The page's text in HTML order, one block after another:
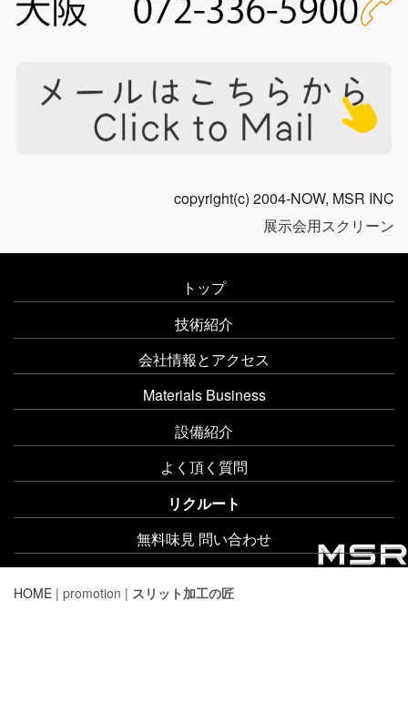
copyright(c) 2004-NOW, MSR INC
展示会用スクリーン
トップ
技術紹介
会社情報とアクセス
Materials Business
設備紹介
よく頂く質問
リクルート
無料味見 問い合わせ
HOME | promotion | スリット加工の匠